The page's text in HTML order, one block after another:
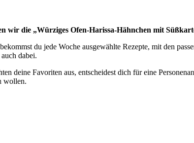
wir die „Würziges Ofen-Harissa-Hähnchen mit
du jede Woche ausgewählte Rezepte, mit den
dabei.
deine Favoriten aus, entscheidest dich für eine
wollen.